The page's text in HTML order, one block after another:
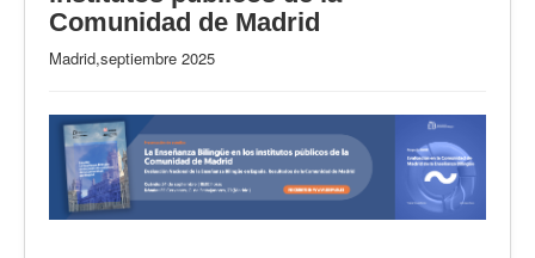
Comunidad de Madrid
Madrid,septiembre 2025